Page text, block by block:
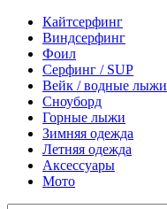
Кайтсерфинг
Виндсерфинг
Фоил
Серфинг / SUP
Вейк / водные лыжи
Сноуборд
Горные лыжи
Зимняя одежда
Летняя одежда
Аксессуары
Мото